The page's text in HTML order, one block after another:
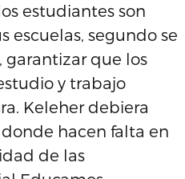
estudiantes son
escuelas, segundo se
garantizar que los
y trabajo
Keleher debiera
hacen falta en
de las